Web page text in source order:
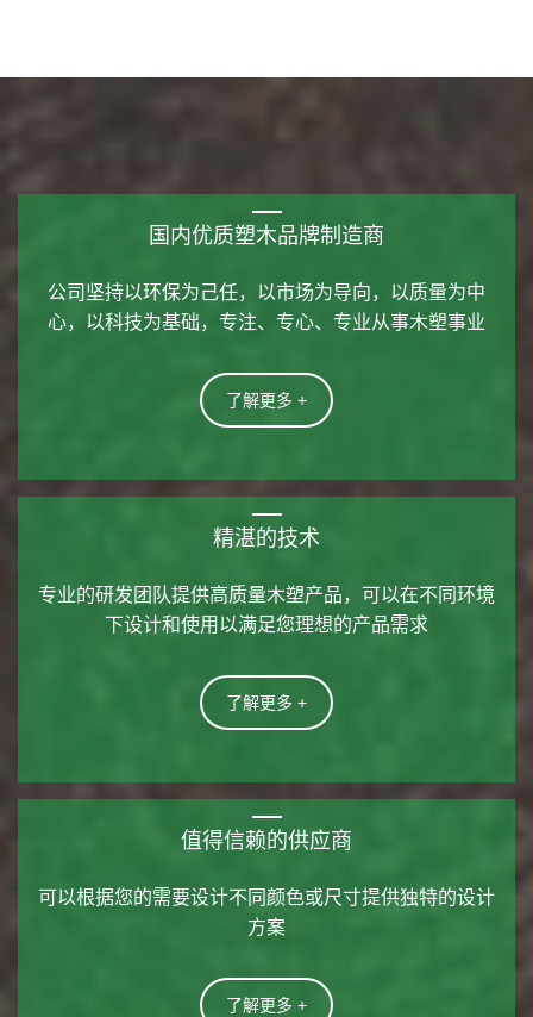
国内优质塑木品牌制造商
公司坚持以环保为己任，以市场为导向，以质量为中
心，以科技为基础，专注、专心、专业从事木塑事业
了解更多 +
精湛的技术
专业的研发团队提供高质量木塑产品，可以在不同环境
下设计和使用以满足您理想的产品需求
了解更多 +
值得信赖的供应商
可以根据您的需要设计不同颜色或尺寸提供独特的设计
方案
了解更多 +